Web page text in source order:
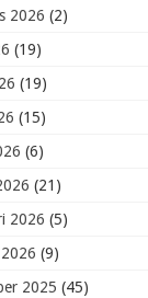
2026 (2)
(19)
(19)
(15)
(6)
(21)
2026 (5)
(9)
2025 (45)